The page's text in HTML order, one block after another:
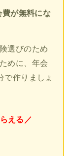
が無料にな
選びのため
めに、年会
で作りましょ
える／